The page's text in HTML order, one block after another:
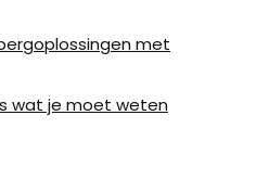
met
wat je moet weten